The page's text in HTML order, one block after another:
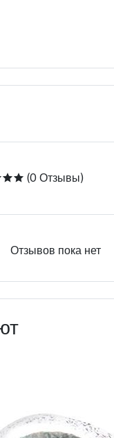
(0 Отзывы)
Отзывов пока нет